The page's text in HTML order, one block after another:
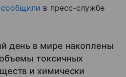
сообщили в пресс-службе
день в мире накоплены
токсичных
и химически